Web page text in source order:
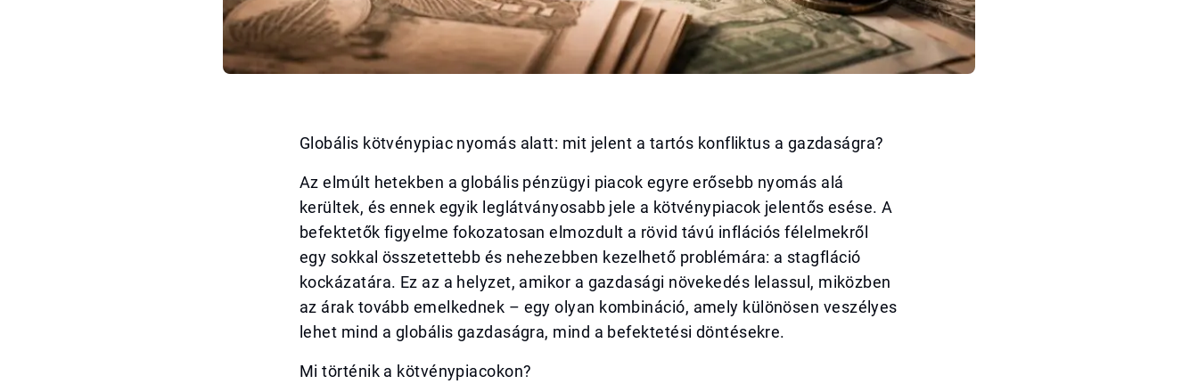
Globális kötvénypiac nyomás alatt: mit jelent a tartós konfliktus a gazdaságra?
Az elmúlt hetekben a globális pénzügyi piacok egyre erősebb nyomás alá
kerültek, és ennek egyik leglátványosabb jele a kötvénypiacok jelentős esése. A
befektetők figyelme fokozatosan elmozdult a rövid távú inflációs félelmekről
egy sokkal összetettebb és nehezebben kezelhető problémára: a stagfláció
kockázatára. Ez az a helyzet, amikor a gazdasági növekedés lelassul, miközben
az árak tovább emelkednek – egy olyan kombináció, amely különösen veszélyes
lehet mind a globális gazdaságra, mind a befektetési döntésekre.
Mi történik a kötvénypiacokon?